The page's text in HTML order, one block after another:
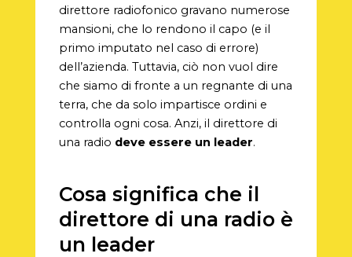
direttore radiofonico gravano numerose
mansioni, che lo rendono il capo (e il
primo imputato nel caso di errore)
dell’azienda. Tuttavia, ciò non vuol dire
che siamo di fronte a un regnante di una
terra, che da solo impartisce ordini e
controlla ogni cosa. Anzi, il direttore di
una radio deve essere un leader.
Cosa significa che il
direttore di una radio è
un leader